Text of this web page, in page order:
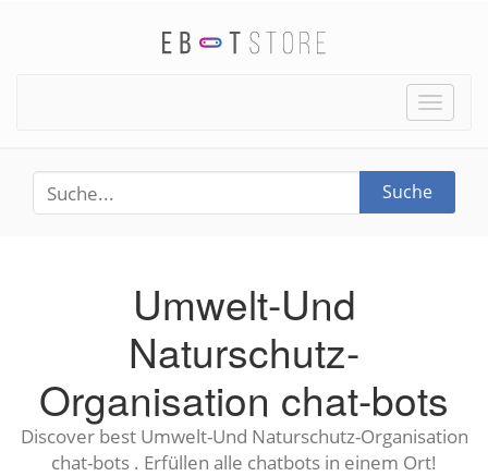
Toggle
Suche
Umwelt-Und
Naturschutz-
Organisation chat-bots
Discover best Umwelt-Und Naturschutz-Organisation
chat-bots . Erfüllen alle chatbots in einem Ort!